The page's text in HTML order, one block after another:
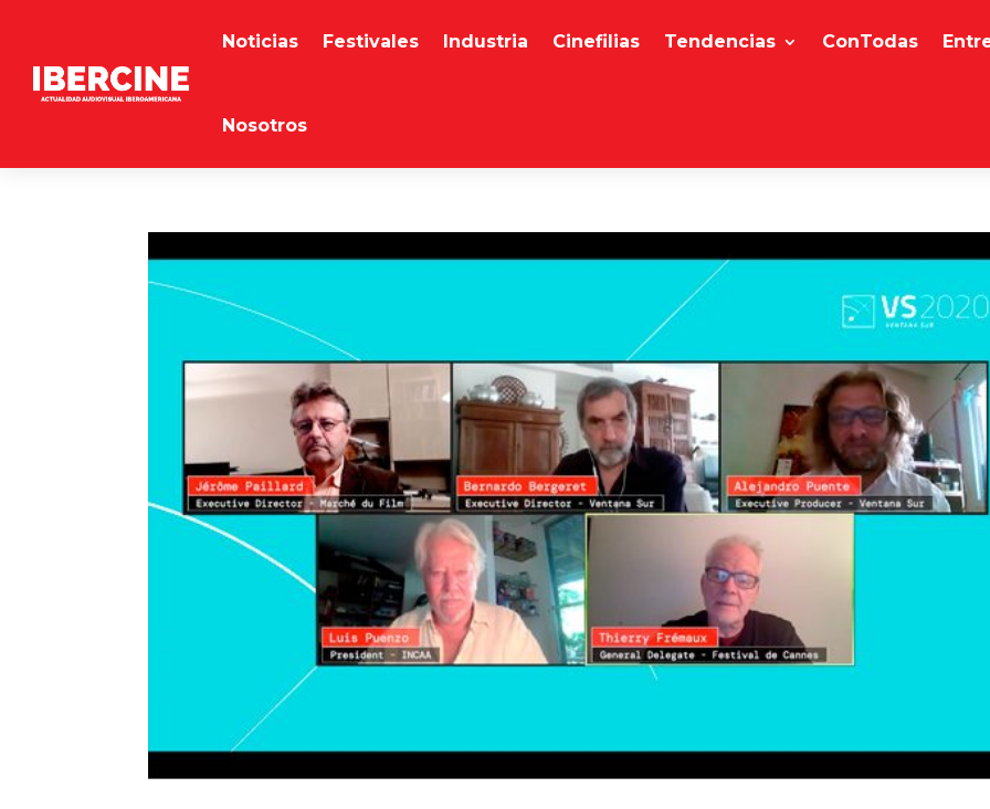
Noticias Festivales Industria Cinefilias Tendencias ConTodas
Nosotros